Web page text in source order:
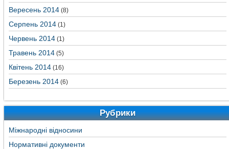
Вересень 2014 (8)
Серпень 2014 (1)
Червень 2014 (1)
Травень 2014 (5)
Квітень 2014 (16)
Березень 2014 (6)
Рубрики
Міжнародні відносини
Нормативні документи